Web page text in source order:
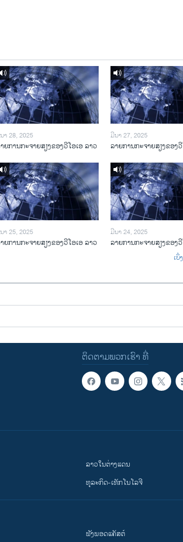
າ 28, 2025
ຍການກະຈາຍສຽງຂອງວີໂອເອ ລາວ
ມີນາ 27, 2025
ລາຍການກະຈາຍສຽງຂອງ
າ 25, 2025
ຍການກະຈາຍສຽງຂອງວີໂອເອ ລາວ
ມີນາ 24, 2025
ລາຍການກະຈາຍສຽງຂອງ
ເ
ຕິດຕາມພວກເຮົາ ທີ່
ລາວໃນຕ່າງແດນ
ທຸລະກິດ-ເທັກໂນໂລຈີ
ຟັງພອດແຄັສຕ໌